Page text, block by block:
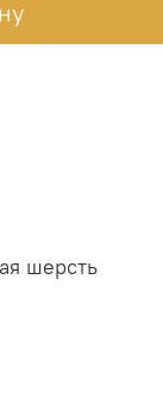
шерсть